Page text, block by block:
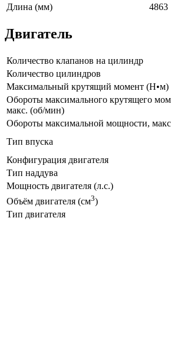
Длина (мм)
4863
Двигатель
Количество клапанов на цилиндр
Количество цилиндров
Максимальный крутящий момент (Н•м)
Обороты максимального крутящего
макс. (об/мин)
Обороты максимальной мощности,
Тип впуска
Конфигурация двигателя
Тип наддува
Мощность двигателя (л.с.)
Объём двигателя (см3)
Тип двигателя